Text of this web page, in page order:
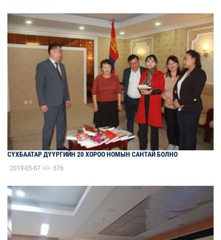
СҮХБААТАР ДҮҮРГИЙН 20 ХОРОО НОМЫН САНТАЙ БОЛНО
2019-05-07
676